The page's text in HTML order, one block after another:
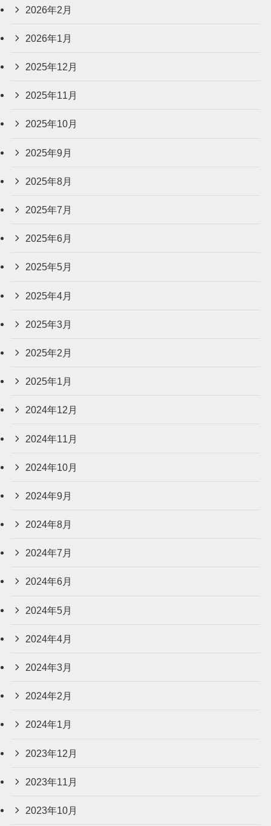
2026年2月
2026年1月
2025年12月
2025年11月
2025年10月
2025年9月
2025年8月
2025年7月
2025年6月
2025年5月
2025年4月
2025年3月
2025年2月
2025年1月
2024年12月
2024年11月
2024年10月
2024年9月
2024年8月
2024年7月
2024年6月
2024年5月
2024年4月
2024年3月
2024年2月
2024年1月
2023年12月
2023年11月
2023年10月